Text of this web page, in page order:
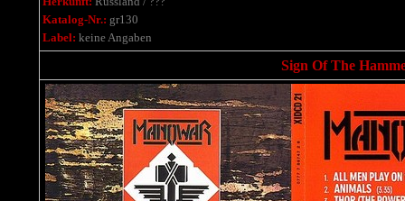
Katalog-Nr.: gr130
Label: keine Angaben
Sign Of The